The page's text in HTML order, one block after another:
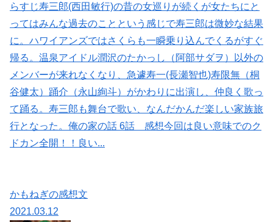
らすじ寿三郎(西田敏行)の昔の女巡りが続くが女たちにと
ってはみんな過去のことという感じで寿三郎は微妙な結果
に。ハワイアンズではさくらも一瞬乗り込んでくるがすぐ
帰る。温泉アイドル潤沢のたかっし（阿部サダヲ）以外の
メンバーが来れなくなり、急遽寿一(長瀬智也)寿限無（桐
谷健太）踊介（永山絢斗）がかわりに出演し、仲良く歌っ
て踊る。寿三郎も舞台で歌い、なんだかんだ楽しい家族旅
行となった。俺の家の話 6話 感想今回は良い意味でのク
ドカン全開！！良い...
かもねぎの感想文
2021.03.12